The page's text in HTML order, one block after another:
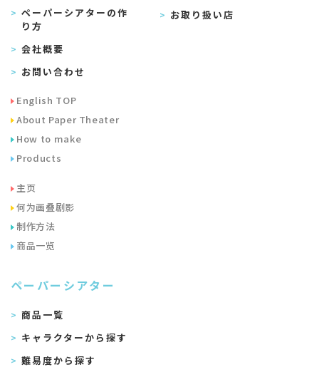
ペーパーシアターの作
り方
会社概要
お問い合わせ
English TOP
About Paper Theater
How to make
Products
主页
何为画叠剧影
制作方法
商品一览
ペーパーシアター
商品一覧
キャラクターから探す
難易度から探す
お取り扱い店